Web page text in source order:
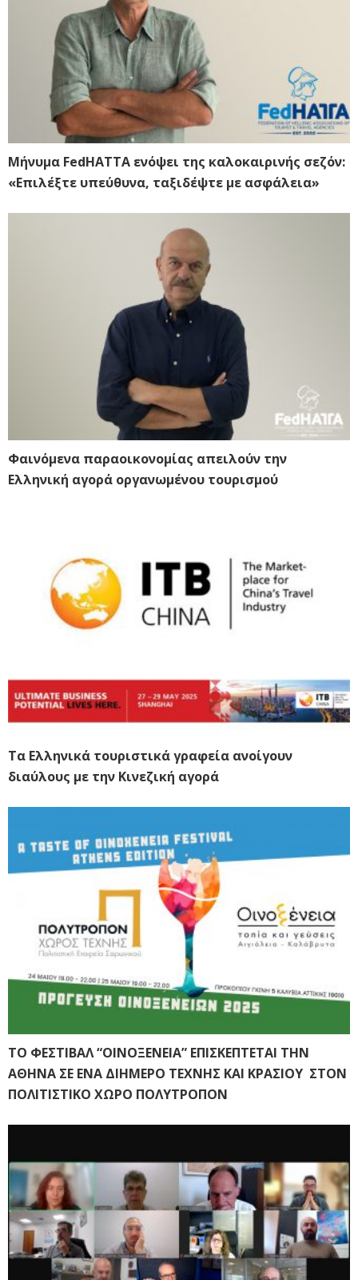
Μήνυμα FedHATTA ενόψει της καλοκαιρινής σεζόν:
«Επιλέξτε υπεύθυνα, ταξιδέψτε με ασφάλεια»
Φαινόμενα παραοικονομίας απειλούν την
Ελληνική αγορά οργανωμένου τουρισμού
Τα Ελληνικά τουριστικά γραφεία ανοίγουν
διαύλους με την Κινεζική αγορά
ΤΟ ΦΕΣΤΙΒΑΛ “ΟΙΝΟΞΕΝΕΙΑ” ΕΠΙΣΚΕΠΤΕΤΑΙ ΤΗΝ
ΑΘΗΝΑ ΣΕ ΕΝΑ ΔΙΗΜΕΡΟ ΤΕΧΝΗΣ ΚΑΙ ΚΡΑΣΙΟΥ ΣΤΟΝ
ΠΟΛΙΤΙΣΤΙΚΟ ΧΩΡΟ ΠΟΛΥΤΡΟΠΟΝ